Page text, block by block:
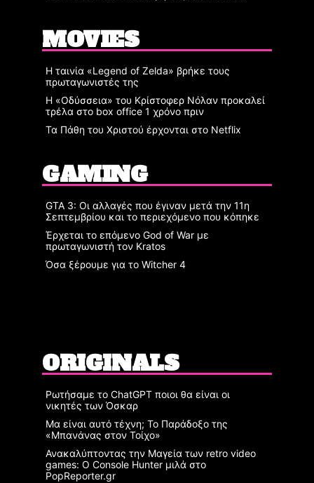
MOVIES
Η ταινία «Legend of Zelda» βρήκε τους
πρωταγωνιστές της
Η «Οδύσσεια» του Κρίστοφερ Νόλαν προκαλεί
τρέλα στο box office 1 χρόνο πριν
Τα Πάθη του Χριστού έρχονται στο Netflix
GAMING
GTA 3: Οι αλλαγές που έγιναν μετά την 11η
Σεπτεμβρίου και το περιεχόμενο που κόπηκε
Έρχεται το επόμενο God of War με
πρωταγωνιστή τον Kratos
Όσα ξέρουμε για το Witcher 4
ORIGINALS
Ρωτήσαμε το ChatGPT ποιοι θα είναι οι
νικητές των Όσκαρ
Μα είναι αυτό τέχνη; Το Παράδοξο της
«Μπανάνας στον Τοίχο»
Ανακαλύπτοντας την Μαγεία των retro video
games: Ο Console Hunter μιλά στο
PopReporter.gr